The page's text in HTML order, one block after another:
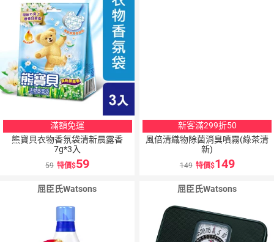
滿額免運
熊寶貝衣物香氛袋清新晨露香
7g*3入
59 特價 59
新客滿299折50
風倍清織物除菌消臭噴霧(綠茶清
新)
149 特價 149
屈臣氏Watsons 屈臣氏Watsons